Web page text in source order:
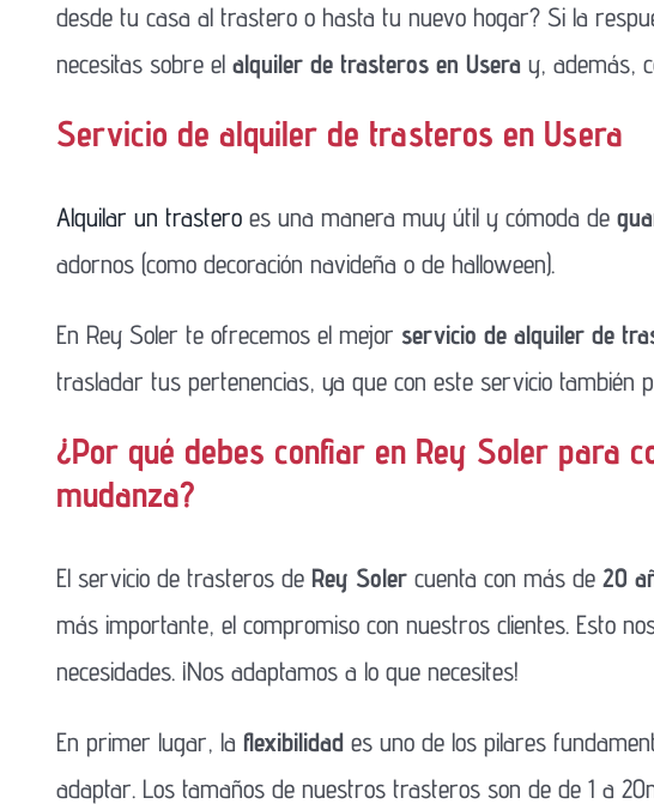
desde tu casa al trastero o hasta tu nuevo hogar? Si la
necesitas sobre el alquiler de trasteros en Usera y, además,
Servicio de alquiler de trasteros en Usera
Alquilar un trastero es una manera muy útil y cómoda de
adornos (como decoración navideña o de halloween).
En Rey Soler te ofrecemos el mejor servicio de alquiler de
trasladar tus pertenencias, ya que con este servicio también
¿Por qué debes confiar en Rey Soler para
mudanza?
El servicio de trasteros de Rey Soler cuenta con más de 20
más importante, el compromiso con nuestros clientes. Esto
necesidades. ¡Nos adaptamos a lo que necesites!
En primer lugar, la flexibilidad es uno de los pilares
adaptar. Los tamaños de nuestros trasteros son de de 1 a